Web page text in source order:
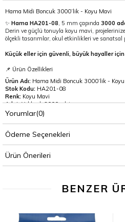
Hama Midi Boncuk 3000’lik - Koyu Mavi
✨ Hama HA201-08, 5 mm çapında 3000
Derin ve güçlü tonuyla koyu mavi,
ölçekli tasarımlar, okul etkinlikleri ve
Küçük eller için güvenli, büyük hayaller için
📌 Ürün Özellikleri
Ürün Adı: Hama Midi Boncuk 3000’lik -
Stok Kodu: HA201-08
Renk: Koyu Mavi
Adet:Yaklaşık 3000 adet
Boncuk Çapı:5 mm
Kullanım Yaşı:5 yaş ve üzeri
Üretim Yeri:
🌟 Avantajları
, uzun soluklu kullanım ve
yüksek kalite, güvenli ve
Boncukları tablaya tek tek yerleştirin.
Yorumlar(0)
Ödeme Seçenekleri
Ürün Önerileri
BENZER